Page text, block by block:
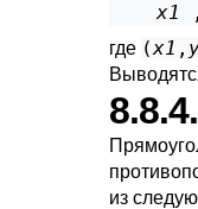
x1
где (x1 ,
из